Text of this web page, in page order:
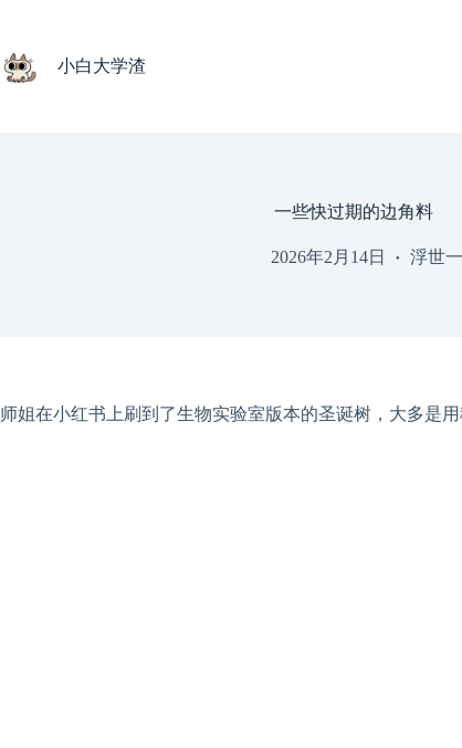
内
容
小白大学渣
一些快过期的边角料
2026年2月14日 浮世
师姐在小红书上刷到了生物实验室版本的圣诞树，大多是